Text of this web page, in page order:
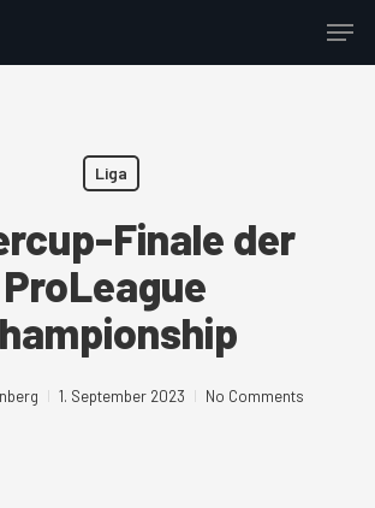
Menu
Liga
Finale der
ProLeague
1. September 2023 No Comments